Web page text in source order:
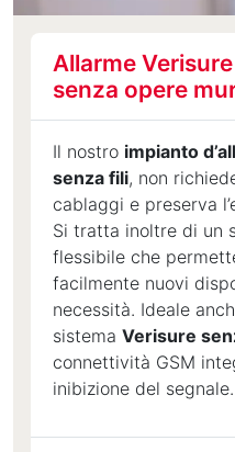
Allarme
senza opere
Il nostro impianto
senza fili, non
cablaggi e preserva
Si tratta inoltre di un
flessibile che
facilmente nuovi
necessità. Ideale
sistema Verisure
connettività GSM
inibizione del segnale.